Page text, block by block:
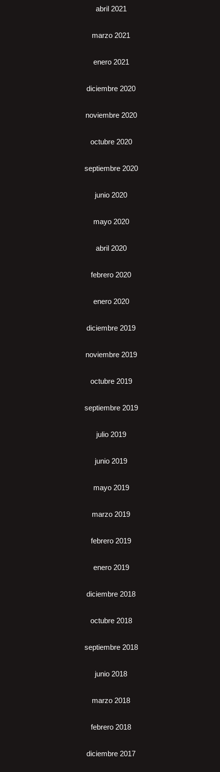
abril 2021
marzo 2021
enero 2021
diciembre 2020
noviembre 2020
octubre 2020
septiembre 2020
junio 2020
mayo 2020
abril 2020
febrero 2020
enero 2020
diciembre 2019
noviembre 2019
octubre 2019
septiembre 2019
julio 2019
junio 2019
mayo 2019
marzo 2019
febrero 2019
enero 2019
diciembre 2018
octubre 2018
septiembre 2018
junio 2018
marzo 2018
febrero 2018
diciembre 2017